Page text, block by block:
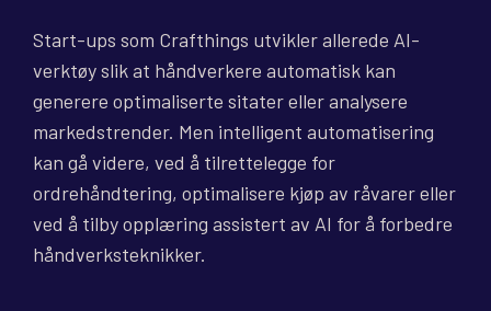
Start-ups som Crafthings utvikler allerede AI-
verktøy slik at håndverkere automatisk kan
generere optimaliserte sitater eller analysere
markedstrender. Men intelligent automatisering
kan gå videre, ved å tilrettelegge for
ordrehåndtering, optimalisere kjøp av råvarer eller
ved å tilby opplæring assistert av AI for å forbedre
håndverksteknikker.